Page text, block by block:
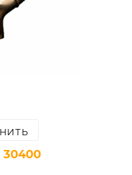
30400